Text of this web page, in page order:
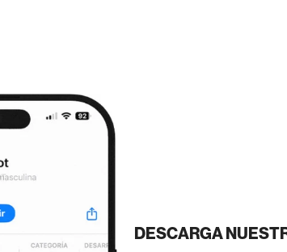
DESCARGA